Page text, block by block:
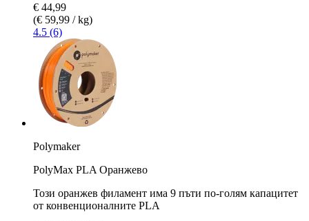
€ 44,99
(€ 59,99 / kg)
4.5 (6)
Polymaker
PolyMax PLA Оранжево
Този оранжев филамент има 9 пъти по-голям капацитет
от конвенционалните PLA